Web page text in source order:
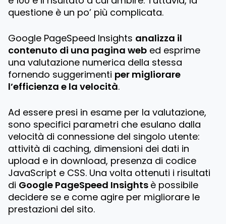
questione è un po’ più complicata.
Google PageSpeed Insights analizza il
contenuto di una pagina web ed esprime
una valutazione numerica della stessa
fornendo suggerimenti per migliorare
l’efficienza e la velocità.
Ad essere presi in esame per la valutazione,
sono specifici parametri che esulano dalla
velocità di connessione del singolo utente:
attività di caching, dimensioni dei dati in
upload e in download, presenza di codice
JavaScript e CSS. Una volta ottenuti i risultati
di Google PageSpeed Insights è possibile
decidere se e come agire per migliorare le
prestazioni del sito.